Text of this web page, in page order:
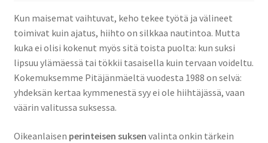
Kun maisemat vaihtuvat, keho tekee työtä ja välineet
toimivat kuin ajatus, hiihto on silkkaa nautintoa. Mutta
kuka ei olisi kokenut myös sitä toista puolta: kun suksi
lipsuu ylämäessä tai tökkii tasaisella kuin tervaan voideltu.
Kokemuksemme Pitäjänmäeltä vuodesta 1988 on selvä:
yhdeksän kertaa kymmenestä syy ei ole hiihtäjässä, vaan
väärin valitussa suksessa.
Oikeanlaisen perinteisen suksen valinta onkin tärkein